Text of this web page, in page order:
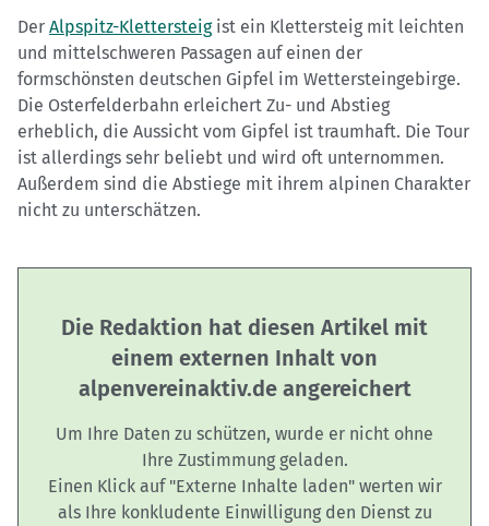
Der Alpspitz-Klettersteigist ein Klettersteig mit leichten
und mittelschweren Passagen auf einen der
formschönsten deutschen Gipfel im Wettersteingebirge.
Die Osterfelderbahn erleichert Zu- und Abstieg
erheblich, die Aussicht vom Gipfel ist traumhaft. Die Tour
ist allerdings sehr beliebt und wird oft unternommen.
Außerdem sind die Abstiege mit ihrem alpinen Charakter
nicht zu unterschätzen.
Die Redaktion hat diesen Artikel mit
einem externen Inhalt von
alpenvereinaktiv.de angereichert
Um Ihre Daten zu schützen, wurde er nicht ohne
Ihre Zustimmung geladen.
Einen Klick auf "Externe Inhalte laden" werten wir
als Ihre konkludente Einwilligung den Dienst zu